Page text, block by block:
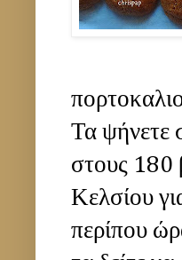
Τα ψήνετε
στους 180
Κελσίου
περίπου